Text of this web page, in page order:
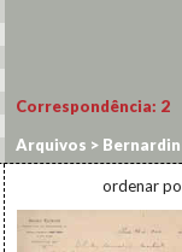
Correspondência: 2
Arquivos >
ordenar